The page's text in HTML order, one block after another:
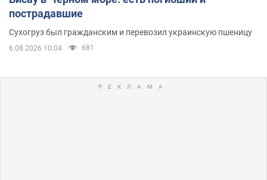
пострадавшие
Сухогруз был гражданским и перевозил украинскую пшеницу
6.08.2026 10:04 681